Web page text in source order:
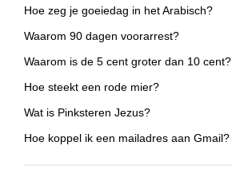
Hoe zeg je goeiedag in het Arabisch?
Waarom 90 dagen voorarrest?
Waarom is de 5 cent groter dan 10 cent?
Hoe steekt een rode mier?
Wat is Pinksteren Jezus?
Hoe koppel ik een mailadres aan Gmail?